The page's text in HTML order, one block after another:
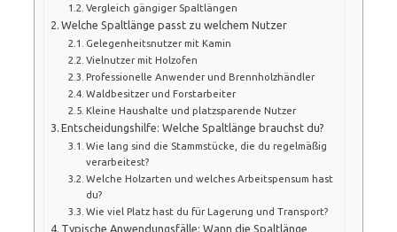
Vergleich gängiger Spaltlängen
Welche Spaltlänge passt zu welchem Nutzer
Gelegenheitsnutzer mit Kamin
Vielnutzer mit Holzofen
Professionelle Anwender und Brennholzhändler
Waldbesitzer und Forstarbeiter
Kleine Haushalte und platzsparende Nutzer
Entscheidungshilfe: Welche Spaltlänge brauchst du?
Wie lang sind die Stammstücke, die du regelmäßig
verarbeitest?
Welche Holzarten und welches Arbeitspensum hast
du?
Wie viel Platz hast du für Lagerung und Transport?
Typische Anwendungsfälle: Wann die Spaltlänge